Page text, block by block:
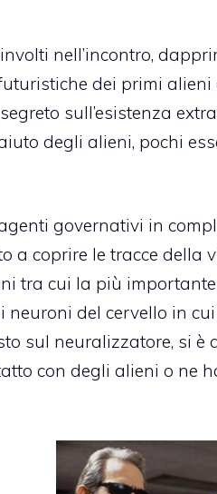
nell’incontro,
dei primi
sull’esistenza
degli alieni, pochi
governativi in
a coprire le tracce della
tra cui la più
del cervello in
sul neuralizzatore, si
con degli alieni o ne